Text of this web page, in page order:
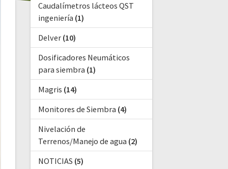
Caudalímetros lácteos QST
ingeniería (1)
Delver(10)
Dosificadores Neumáticos
para siembra (1)
Magris (14)
Monitores de Siembra (4)
Nivelación de
Terrenos/Manejo de agua (2)
NOTICIAS (5)